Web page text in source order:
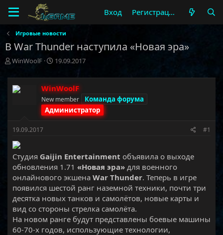
Вход Регистрация
Игровые новости
В War Thunder наступила «Новая эра»
А
т
о
р
ы
WinWoolF
Д
т
а
н
а
ч
19.09.2017
WinWoolF
New member
Команда форума
Администратор
19.09.2017 #1
Студия Gaijin Entertainment объявила о выходе
обновления 1.71 «Новая эра» для военного
онлайнового экшена War Thunder. Теперь в игре
появился шестой ранг наземной техники, почти три
десятка новых танков и самолётов, новые карты и
вид со стороны стрелка самолёта.
На новом ранге будут представлены боевые машины
60-70-х годов, использующие технологии,